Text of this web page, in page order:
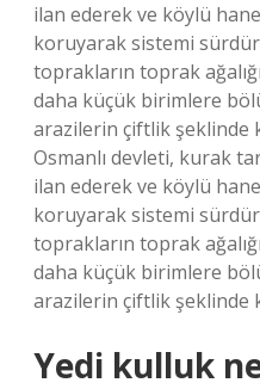
ilan ederek ve köylü
koruyarak sistemi
toprakların toprak
daha küçük birimlere
arazilerin çiftlik şeklinde
Osmanlı devleti, kurak
ilan ederek ve köylü
koruyarak sistemi
toprakların toprak
daha küçük birimlere
arazilerin çiftlik şeklinde
Yedi kulluk